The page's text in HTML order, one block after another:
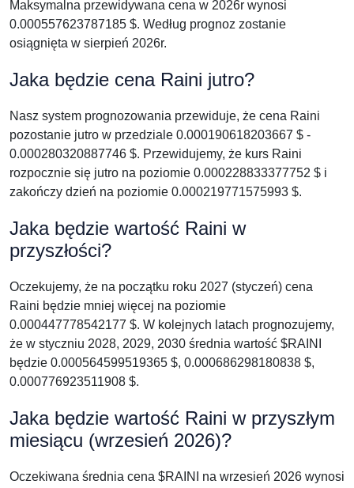
Maksymalna przewidywana cena w 2026r wynosi
0.000557623787185 $. Według prognoz zostanie
osiągnięta w sierpień 2026r.
Jaka będzie cena Raini jutro?
Nasz system prognozowania przewiduje, że cena Raini
pozostanie jutro w przedziale 0.000190618203667 $ -
0.000280320887746 $. Przewidujemy, że kurs Raini
rozpocznie się jutro na poziomie 0.000228833377752 $ i
zakończy dzień na poziomie 0.000219771575993 $.
Jaka będzie wartość Raini w
przyszłości?
Oczekujemy, że na początku roku 2027 (styczeń) cena
Raini będzie mniej więcej na poziomie
0.000447778542177 $. W kolejnych latach prognozujemy,
że w styczniu 2028, 2029, 2030 średnia wartość $RAINI
będzie 0.000564599519365 $, 0.000686298180838 $,
0.000776923511908 $.
Jaka będzie wartość Raini w przyszłym
miesiącu (wrzesień 2026)?
Oczekiwana średnia cena $RAINI na wrzesień 2026 wynosi